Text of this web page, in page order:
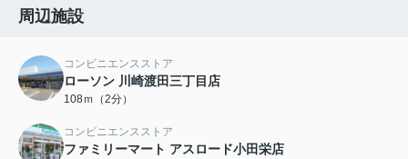
周辺施設
コンビニエンスストア
ローソン 川崎渡田三丁目店
108ｍ（2分）
コンビニエンスストア
ファミリーマート アスロード小田栄店